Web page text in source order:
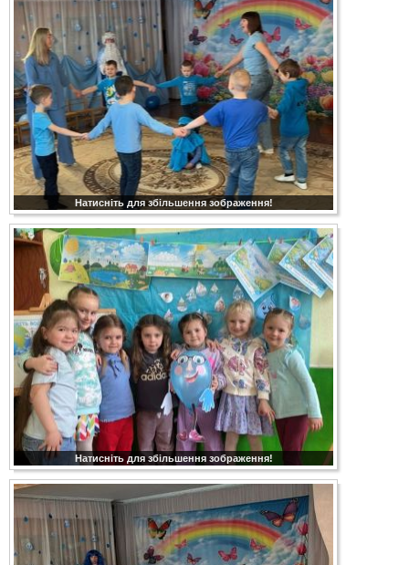
Натисніть для збільшення зображення!
Натисніть для збільшення зображення!